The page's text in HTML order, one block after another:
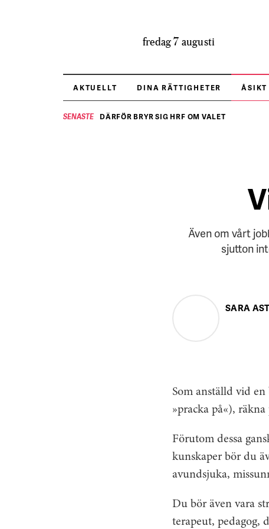
fredag 7 augusti
AKTUELLT DINA RÄTTIGHETER ÅSIKT
SENASTE DÄRFÖR BRYR SIG HRF OM VALET
Även om vårt
sjutton
SARA
Som anställd vid
»pracka på«),
Förutom dessa
kunskaper bör du
avundsjuka,
Du bör även vara
terapeut, pedagog,